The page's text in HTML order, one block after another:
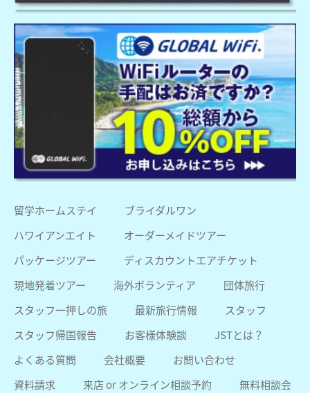
留学ホームステイ
ブライダルワン
ハワイアンエイト
オーダーメイドツアー
パッケージツアー
ディスカウントエアチケット
現地発着ツアー
海外ボランティア
団体旅行
スタッフ一押しの旅
最新旅行情報
スタッフ
スタッフ帰国報告
お客様体験談
JSTとは？
よくある質問
会社概要
お問い合わせ
資料請求
来店 or オンライン相談予約
無料相談会